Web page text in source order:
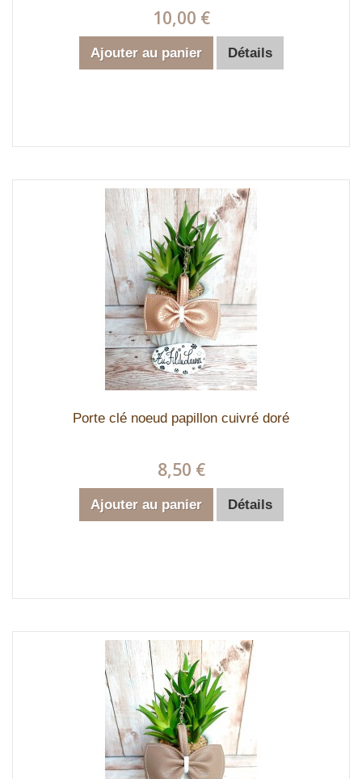
10,00 €
Ajouter au panier Détails
Porte clé noeud papillon cuivré doré
8,50 €
Ajouter au panier Détails